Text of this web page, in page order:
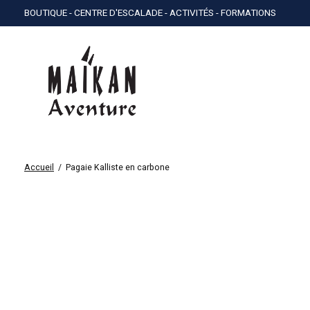
BOUTIQUE - CENTRE D'ESCALADE - ACTIVITÉS - FORMATIONS
Accueil / Pagaie Kalliste en carbone